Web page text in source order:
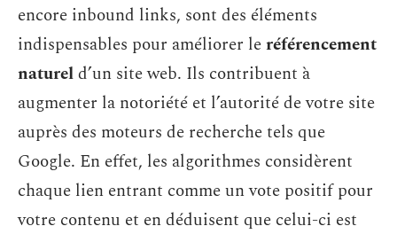
encore inbound links, sont des éléments
indispensables pour améliorer leréférencement
natureld’un site web. Ils contribuent à
augmenter la notoriété et l’autorité de votre site
auprès des moteurs de recherche tels que
Google. En effet, les algorithmes considèrent
chaque lien entrant comme un vote positif pour
votre contenu et en déduisent que celui-ci est